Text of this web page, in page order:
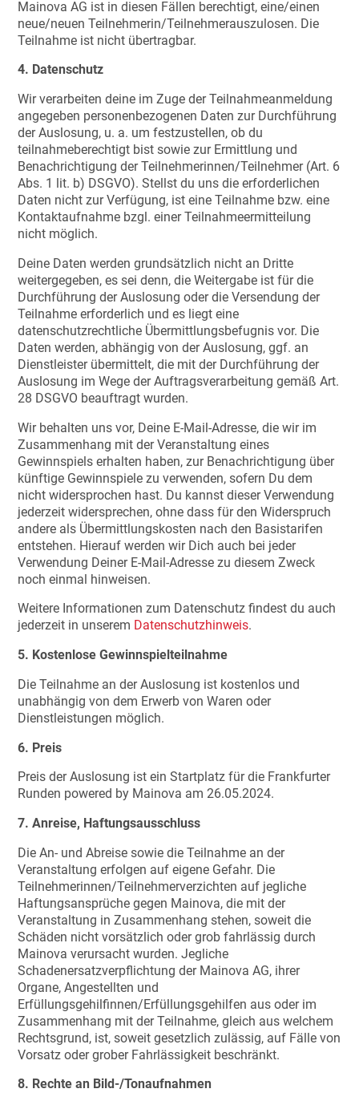
Mainova AG ist in diesen Fällen berechtigt, eine/einen
neue/neuen Teilnehmerin/Teilnehmerauszulosen. Die
Teilnahme ist nicht übertragbar.
4. Datenschutz
Wir verarbeiten deine im Zuge der Teilnahmeanmeldung
angegeben personenbezogenen Daten zur Durchführung
der Auslosung, u. a. um festzustellen, ob du
teilnahmeberechtigt bist sowie zur Ermittlung und
Benachrichtigung der Teilnehmerinnen/Teilnehmer (Art. 6
Abs. 1 lit. b) DSGVO). Stellst du uns die erforderlichen
Daten nicht zur Verfügung, ist eine Teilnahme bzw. eine
Kontaktaufnahme bzgl. einer Teilnahmeermitteilung
nicht möglich.
Deine Daten werden grundsätzlich nicht an Dritte
weitergegeben, es sei denn, die Weitergabe ist für die
Durchführung der Auslosung oder die Versendung der
Teilnahme erforderlich und es liegt eine
datenschutzrechtliche Übermittlungsbefugnis vor. Die
Daten werden, abhängig von der Auslosung, ggf. an
Dienstleister übermittelt, die mit der Durchführung der
Auslosung im Wege der Auftragsverarbeitung gemäß Art.
28 DSGVO beauftragt wurden.
Wir behalten uns vor, Deine E-Mail-Adresse, die wir im
Zusammenhang mit der Veranstaltung eines
Gewinnspiels erhalten haben, zur Benachrichtigung über
künftige Gewinnspiele zu verwenden, sofern Du dem
nicht widersprochen hast. Du kannst dieser Verwendung
jederzeit widersprechen, ohne dass für den Widerspruch
andere als Übermittlungskosten nach den Basistarifen
entstehen. Hierauf werden wir Dich auch bei jeder
Verwendung Deiner E-Mail-Adresse zu diesem Zweck
noch einmal hinweisen.
Weitere Informationen zum Datenschutz findest du auch
jederzeit in unserem Datenschutzhinweis.
5. Kostenlose Gewinnspielteilnahme
Die Teilnahme an der Auslosung ist kostenlos und
unabhängig von dem Erwerb von Waren oder
Dienstleistungen möglich.
6. Preis
Preis der Auslosung ist ein Startplatz für die Frankfurter
Runden powered by Mainova am 26.05.2024.
7. Anreise, Haftungsausschluss
Die An- und Abreise sowie die Teilnahme an der
Veranstaltung erfolgen auf eigene Gefahr. Die
Teilnehmerinnen/Teilnehmerverzichten auf jegliche
Haftungsansprüche gegen Mainova, die mit der
Veranstaltung in Zusammenhang stehen, soweit die
Schäden nicht vorsätzlich oder grob fahrlässig durch
Mainova verursacht wurden. Jegliche
Schadenersatzverpflichtung der Mainova AG, ihrer
Organe, Angestellten und
Erfüllungsgehilfinnen/Erfüllungsgehilfen aus oder im
Zusammenhang mit der Teilnahme, gleich aus welchem
Rechtsgrund, ist, soweit gesetzlich zulässig, auf Fälle von
Vorsatz oder grober Fahrlässigkeit beschränkt.
8. Rechte an Bild-/Tonaufnahmen